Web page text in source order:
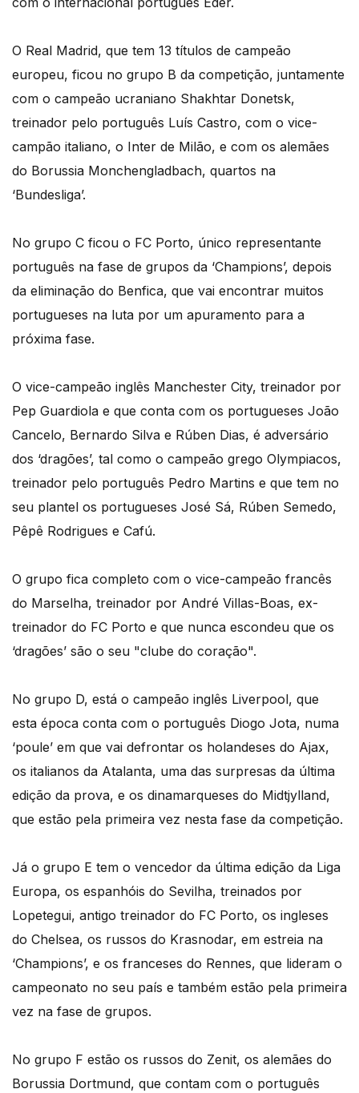
O Real Madrid, que tem 13 títulos de campeão
europeu, ficou no grupo B da competição, juntamente
com o campeão ucraniano Shakhtar Donetsk,
treinador pelo português Luís Castro, com o vice-
campão italiano, o Inter de Milão, e com os alemães
do Borussia Monchengladbach, quartos na
‘Bundesliga’.
No grupo C ficou o FC Porto, único representante
português na fase de grupos da ‘Champions’, depois
da eliminação do Benfica, que vai encontrar muitos
portugueses na luta por um apuramento para a
próxima fase.
O vice-campeão inglês Manchester City, treinador por
Pep Guardiola e que conta com os portugueses João
Cancelo, Bernardo Silva e Rúben Dias, é adversário
dos ‘dragões’, tal como o campeão grego Olympiacos,
treinador pelo português Pedro Martins e que tem no
seu plantel os portugueses José Sá, Rúben Semedo,
Pêpê Rodrigues e Cafú.
O grupo fica completo com o vice-campeão francês
do Marselha, treinador por André Villas-Boas, ex-
treinador do FC Porto e que nunca escondeu que os
‘dragões’ são o seu "clube do coração".
No grupo D, está o campeão inglês Liverpool, que
esta época conta com o português Diogo Jota, numa
‘poule’ em que vai defrontar os holandeses do Ajax,
os italianos da Atalanta, uma das surpresas da última
edição da prova, e os dinamarqueses do Midtjylland,
que estão pela primeira vez nesta fase da competição.
Já o grupo E tem o vencedor da última edição da Liga
Europa, os espanhóis do Sevilha, treinados por
Lopetegui, antigo treinador do FC Porto, os ingleses
do Chelsea, os russos do Krasnodar, em estreia na
‘Champions’, e os franceses do Rennes, que lideram o
campeonato no seu país e também estão pela primeira
vez na fase de grupos.
No grupo F estão os russos do Zenit, os alemães do
Borussia Dortmund, que contam com o português